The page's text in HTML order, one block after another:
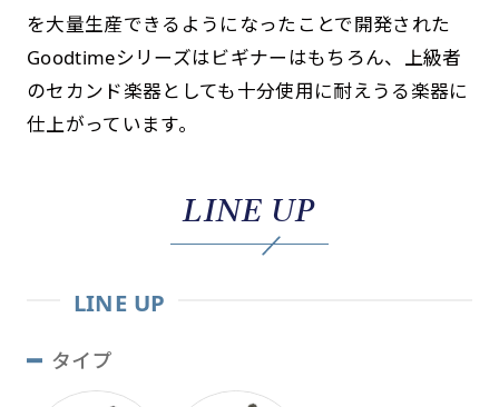
を大量生産できるようになったことで開発された
Goodtimeシリーズはビギナーはもちろん、上級者
のセカンド楽器としても十分使用に耐えうる楽器に
仕上がっています。
LINE UP
LINE UP
タイプ